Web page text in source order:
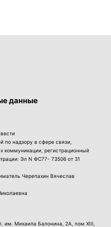
данные
по надзору в сфере связи,
коммуникации, регистрационный
Эл N ФС77- 73506 от 31
Черепахин Вячеслав
им. Михаила Балонина, 2А, пом XIII,